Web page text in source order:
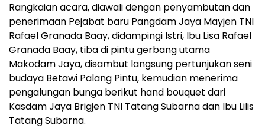
Rangkaian acara, diawali dengan penyambutan dan
penerimaan Pejabat baru Pangdam Jaya Mayjen TNI
Rafael Granada Baay, didampingi Istri, Ibu Lisa Rafael
Granada Baay, tiba di pintu gerbang utama
Makodam Jaya, disambut langsung pertunjukan seni
budaya Betawi Palang Pintu, kemudian menerima
pengalungan bunga berikut hand bouquet dari
Kasdam Jaya Brigjen TNI Tatang Subarna dan Ibu Lilis
Tatang Subarna.